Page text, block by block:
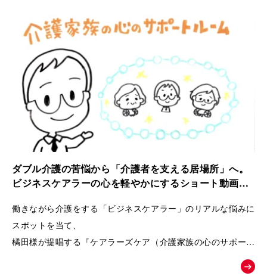
ダブル介護の苦悩から「介護者を支える居場所」へ。
ビジネスケアラーの心を軽やかにするショート動画｜
働きながら介護をする「ビジネスケアラー」のリアルな悩みに
スポットを当て、
橘田様が提唱する『ケアラーズケア（介護家族の心のサポート
ルーム）』への相談へと温かく背中を押す、課題解決型の紹介